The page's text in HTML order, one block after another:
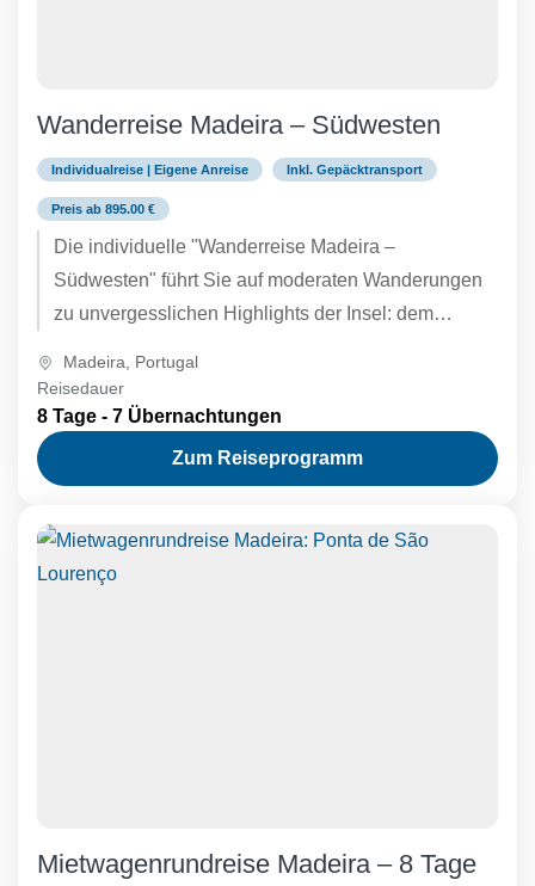
Wanderreise Madeira – Südwesten
Individualreise | Eigene Anreise Inkl. Gepäcktransport
Preis ab 895.00 €
Die individuelle "Wanderreise Madeira –
Südwesten" führt Sie auf moderaten Wanderungen
zu unvergesslichen Highlights der Insel: dem
Wasserfällen von Rabaçal und...
Madeira, Portugal
Reisedauer
8 Tage - 7 Übernachtungen
Zum Reiseprogramm
Mietwagenrundreise Madeira – 8 Tage